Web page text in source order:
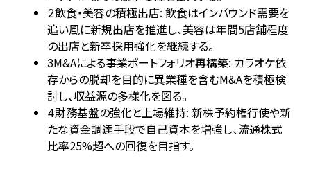
2飲食・美容の積極出店: 飲食はインバウンド需要を
追い風に新規出店を推進し、美容は年間5店舗程度
の出店と新卒採用強化を継続する。
3M&Aによる事業ポートフォリオ再構築: カラオケ依
存からの脱却を目的に異業種を含むM&Aを積極検
討し、収益源の多様化を図る。
4財務基盤の強化と上場維持: 新株予約権行使や新
たな資金調達手段で自己資本を増強し、流通株式
比率25%超への回復を目指す。